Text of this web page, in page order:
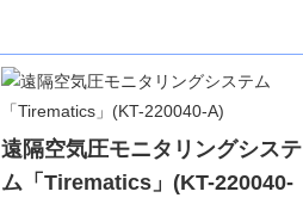
遠隔空気圧モニタリングシステ
ム「Tirematics」(KT-220040-